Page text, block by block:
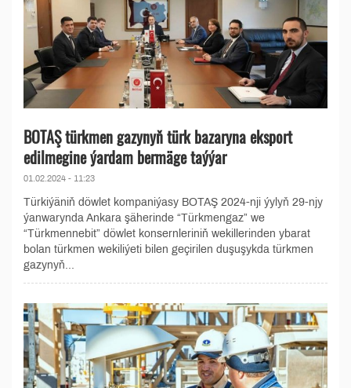
BOTAŞ türkmen gazynyň türk bazaryna eksport
edilmegine ýardam bermäge taýýar
01.02.2024 - 11:23
Türkiýäniň döwlet kompaniýasy BOTAŞ 2024-nji ýylyň 29-njy
ýanwarynda Ankara şäherinde “Türkmengaz” we
“Türkmennebit” döwlet konsernleriniň wekillerinden ybarat
bolan türkmen wekiliýeti bilen geçirilen duşuşykda türkmen
gazynyň...